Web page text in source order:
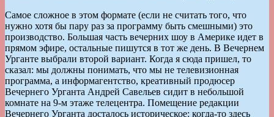
Самое сложное в этом формате (если не считать того, что
нужно хотя бы пару раз за программу быть смешными) это
производство. Большая часть вечерних шоу в Америке идет в
прямом эфире, остальные пишутся в тот же день. В Вечернем
Урганте выбрали второй вариант. Когда я сюда пришел, то
сказал: мы должны понимать, что мы не телевизионная
программа, а информагентство, креативный продюсер
Вечернего Урганта Андрей Савельев сидит в небольшой
комнате на 9-м этаже телецентра. Помещение редакции
Вечернего Урганта досталось историческое: когда-то здесь